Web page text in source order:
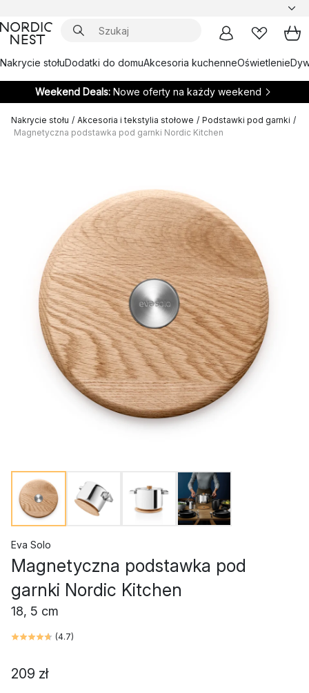
Nakrycie stołuDodatki do domuAkcesoria kuchenneOświetlenie
Weekend Deals: Nowe oferty na każdy weekend
Nakrycie stołu / Akcesoria i tekstylia stołowe / Podstawki pod garnki /
Magnetyczna podstawka pod garnki Nordic Kitchen
Eva Solo
Magnetyczna podstawka pod
garnki Nordic Kitchen
18, 5 cm
(4.7)
209 zł